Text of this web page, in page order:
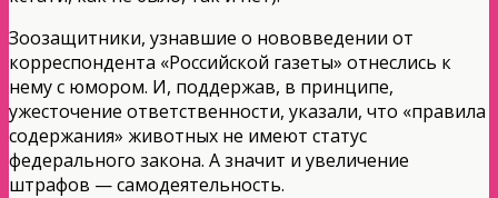
Зоозащитники, узнавшие о нововведении от
корреспондента «Российской газеты» отнеслись к
нему с юмором. И, поддержав, в принципе,
ужесточение ответственности, указали, что «правила
содержания» животных не имеют статус
федерального закона. А значит и увеличение
штрафов — самодеятельность.